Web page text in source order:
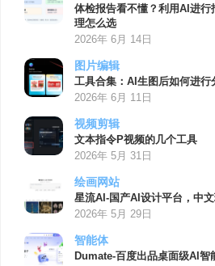
体检报告看不懂？利用AI进
理怎么选
2026年 6月 14日
图片编辑
工具合集：AI生图后如何进行
2026年 6月 11日
视频剪辑
文本指令P视频的几个工具
2026年 5月 31日
绘画网站
星流AI-国产AI设计平台，中
2026年 5月 29日
智能体
Dumate-百度出品桌面级AI智